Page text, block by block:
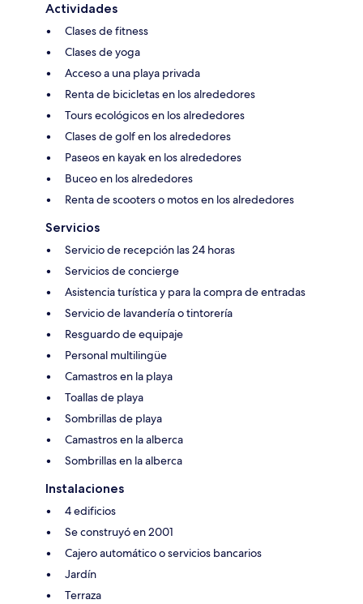
Actividades
Clases de fitness
Clases de yoga
Acceso a una playa privada
Renta de bicicletas en los alrededores
Tours ecológicos en los alrededores
Clases de golf en los alrededores
Paseos en kayak en los alrededores
Buceo en los alrededores
Renta de scooters o motos en los alrededores
Servicios
Servicio de recepción las 24 horas
Servicios de concierge
Asistencia turística y para la compra de entradas
Servicio de lavandería o tintorería
Resguardo de equipaje
Personal multilingüe
Camastros en la playa
Toallas de playa
Sombrillas de playa
Camastros en la alberca
Sombrillas en la alberca
Instalaciones
4 edificios
Se construyó en 2001
Cajero automático o servicios bancarios
Jardín
Terraza